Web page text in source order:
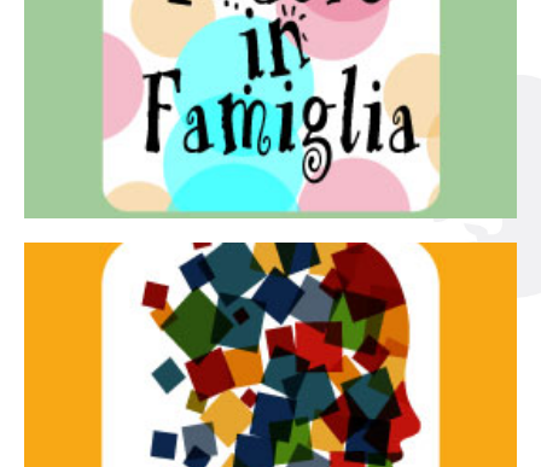
Teatro in famiglia
Teatro In Famiglia è una rassegna di teatro concepita
per far condividere e godere del teatro all’intera
famiglia.
Tracce Dinamiche è una rassegna di teatro
d’innovazione e sperimentale.
Continua